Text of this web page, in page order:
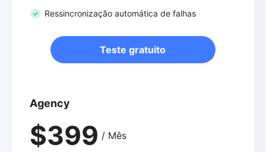
Ressincronização automática de falhas
Teste gratuito
Agency
$399 / Mês